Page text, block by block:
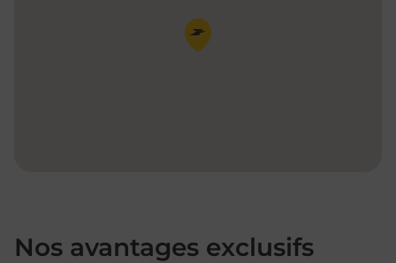
Pin de la carte
Nos avantages exclusifs